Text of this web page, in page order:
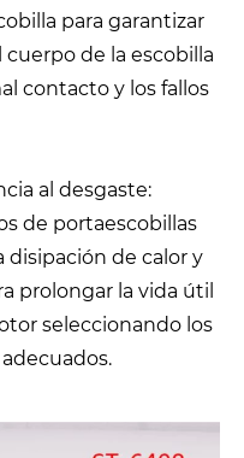
para garantizar
de la escobilla
contacto y los fallos
al desgaste:
de portaescobillas
de calor y
prolongar la vida útil
seleccionando los